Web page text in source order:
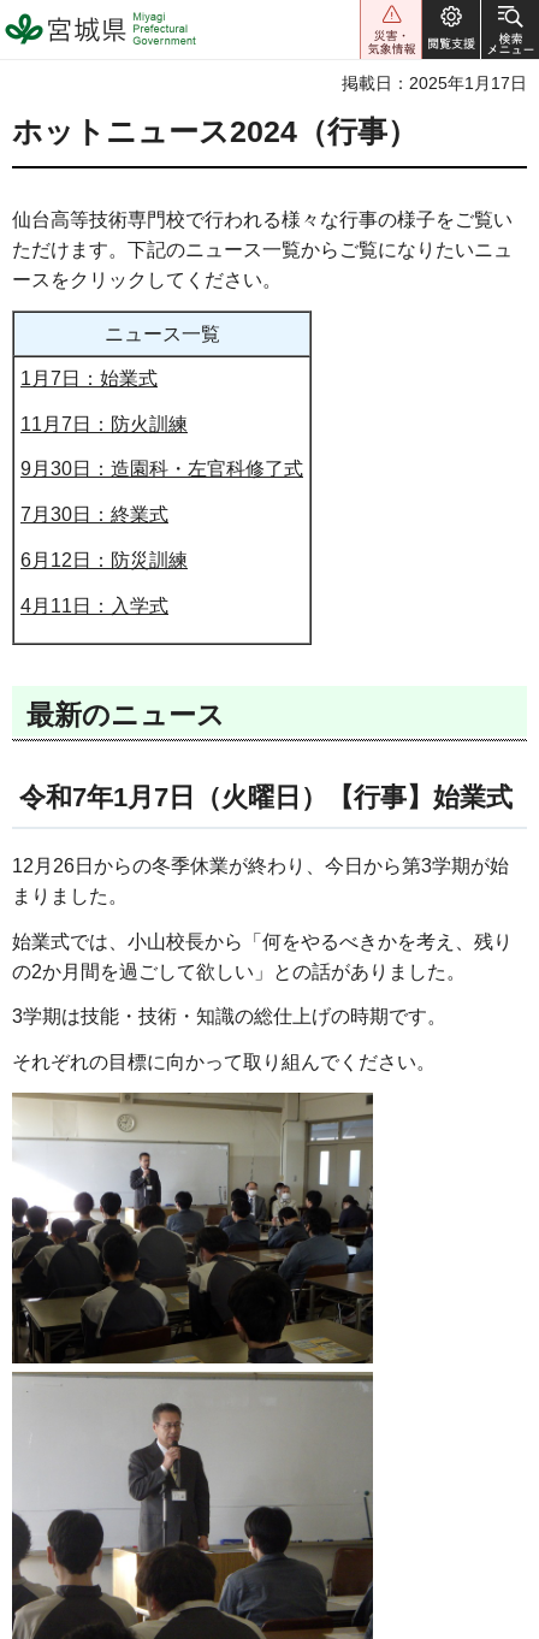
宮城県 Miyagi Prefectural
Government
掲載日：2025年1月17日
ホットニュース2024（行事）
仙台高等技術専門校で行われる様々な行事の様子をご覧い
ただけます。下記のニュース一覧からご覧になりたいニュ
ースをクリックしてください。
ニュース一覧
1月7日：始業式
11月7日：防火訓練
9月30日：造園科・左官科修了式
7月30日：終業式
6月12日：防災訓練
4月11日：入学式
最新のニュース
令和7年1月7日（火曜日）【行事】始業式
12月26日からの冬季休業が終わり、今日から第3学期が始
まりました。
始業式では、小山校長から「何をやるべきかを考え、残り
の2か月間を過ごして欲しい」との話がありました。
3学期は技能・技術・知識の総仕上げの時期です。
それぞれの目標に向かって取り組んでください。